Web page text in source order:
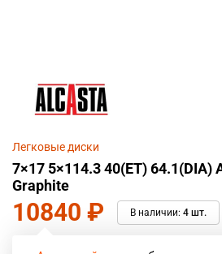
Легковые диски
7×17 5×114.3 40(ET) 64.1(DIA)
Graphite
10840 ₽ В наличии: 4 шт.